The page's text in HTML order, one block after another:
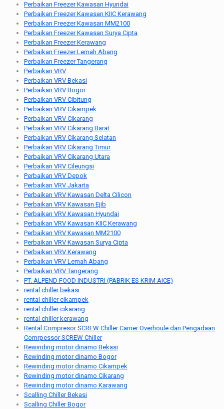
Perbaikan Freezer Kawasan Hyundai
Perbaikan Freezer Kawasan KIIC Kerawang
Perbaikan Freezer Kawasan MM2100
Perbaikan Freezer Kawasan Surya Cipta
Perbaikan Freezer Kerawang
Perbaikan Freezer Lemah Abang
Perbaikan Freezer Tangerang
Perbaikan VRV
Perbaikan VRV Bekasi
Perbaikan VRV Bogor
Perbaikan VRV Cibitung
Perbaikan VRV Cikampek
Perbaikan VRV Cikarang
Perbaikan VRV Cikarang Barat
Perbaikan VRV Cikarang Selatan
Perbaikan VRV Cikarang Timur
Perbaikan VRV Cikarang Utara
Perbaikan VRV Cileungsi
Perbaikan VRV Depok
Perbaikan VRV Jakarta
Perbaikan VRV Kawasan Delta Cilicon
Perbaikan VRV Kawasan Ejib
Perbaikan VRV Kawasan Hyundai
Perbaikan VRV Kawasan KIIC Kerawang
Perbaikan VRV Kawasan MM2100
Perbaikan VRV Kawasan Surya Cipta
Perbaikan VRV Kerawang
Perbaikan VRV Lemah Abang
Perbaikan VRV Tangerang
PT. ALPEND FOOD INDUSTRI (PABRIK ES KRIM AICE)
rental chiller bekasi
rental chiller cikampek
rental chiller cikarang
rental chiller kerawang
Rental Compresor SCREW Chiller Carrier Overhoule dan Pengadaan
Comrpessor SCREW Chiller
Rewinding motor dinamo Bekasi
Rewinding motor dinamo Bogor
Rewinding motor dinamo Cikampek
Rewinding motor dinamo Cikarang
Rewinding motor dinamo Karawang
Scalling Chiller Bekasi
Scalling Chiller Bogor